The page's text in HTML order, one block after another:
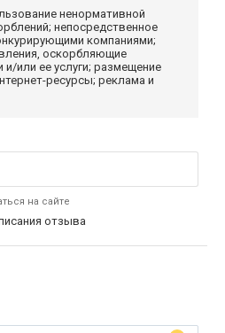
ненормативной
непосредственное
компаниями;
оскорбляющие
и/или ее услуги; размещение
ресурсы; реклама и
на сайте
отзыва